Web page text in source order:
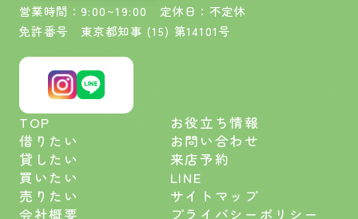
営業時間：9:00~19:00 定休日：不定休
免許番号 東京都知事 (15) 第14101号
TOP
お役立ち情報
借りたい
お問い合わせ
貸したい
来店予約
買いたい
LINE
売りたい
サイトマップ
会社概要
プライバシーポリシー